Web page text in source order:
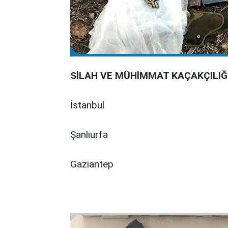
SİLAH VE MÜHİMMAT
İstanbul
Şanlıurfa
Gaziantep